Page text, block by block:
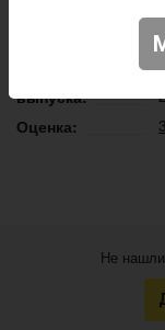
выпуска:
Оценка:
Не